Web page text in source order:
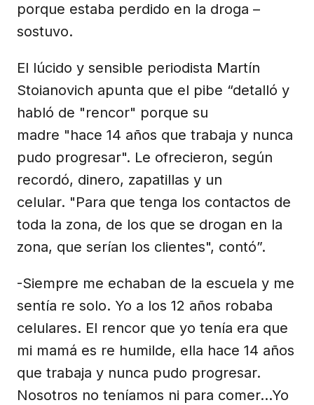
porque estaba perdido en la droga –
sostuvo.
El lúcido y sensible periodista Martín
Stoianovich apunta que el pibe “detalló y
habló de "rencor" porque su
madre "hace 14 años que trabaja y nunca
pudo progresar". Le ofrecieron, según
recordó, dinero, zapatillas y un
celular. "Para que tenga los contactos de
toda la zona, de los que se drogan en la
zona, que serían los clientes", contó”.
-Siempre me echaban de la escuela y me
sentía re solo. Yo a los 12 años robaba
celulares. El rencor que yo tenía era que
mi mamá es re humilde, ella hace 14 años
que trabaja y nunca pudo progresar.
Nosotros no teníamos ni para comer…Yo